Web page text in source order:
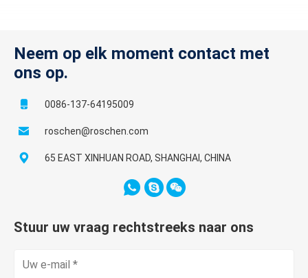
Neem op elk moment contact met
ons op.
0086-137-64195009
roschen@roschen.com
65 EAST XINHUAN ROAD, SHANGHAI, CHINA
Stuur uw vraag rechtstreeks naar ons